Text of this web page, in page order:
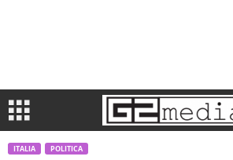
ITALIA POLITICA